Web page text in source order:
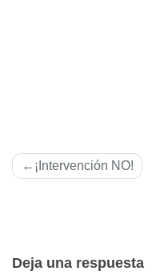
Navegación
¡Intervención NO!
Deja una respuesta